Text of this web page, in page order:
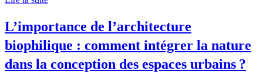
L’importance de l’architecture
biophilique : comment intégrer la nature
dans la conception des espaces urbains ?